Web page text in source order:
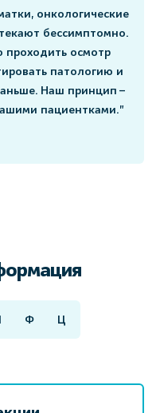
онкологические
бессимптомно.
проходить осмотр
патологию и
Наш принцип –
пациентками.”
Ф Ц